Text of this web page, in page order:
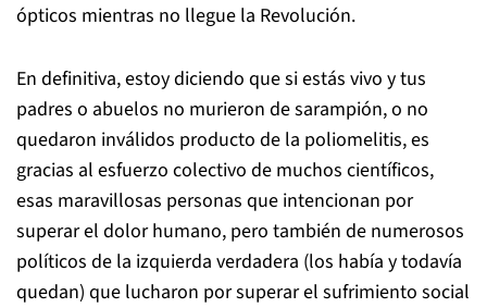
ópticos mientras no llegue la Revolución.
En definitiva, estoy diciendo que si estás vivo y tus
padres o abuelos no murieron de sarampión, o no
quedaron inválidos producto de la poliomelitis, es
gracias al esfuerzo colectivo de muchos científicos,
esas maravillosas personas que intencionan por
superar el dolor humano, pero también de numerosos
políticos de la izquierda verdadera (los había y todavía
quedan) que lucharon por superar el sufrimiento social